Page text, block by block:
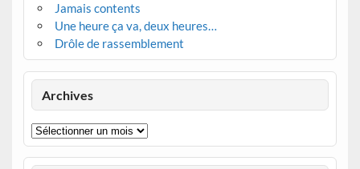
Jamais contents
Une heure ça va, deux heures…
Drôle de rassemblement
Archives
Archives